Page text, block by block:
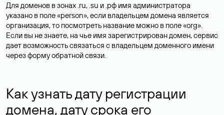
Для доменов в зонах .ru, .su и .рф имя администратора
указано в поле «person», если владельцем домена является
организация, то посмотреть название можно в поле «org».
Если вы не знаете, на чье имя зарегистрирован домен, сервис
дает возможность связаться с владельцем доменного имени
через форму обратной связи.
Как узнать дату регистрации
домена, дату срока его